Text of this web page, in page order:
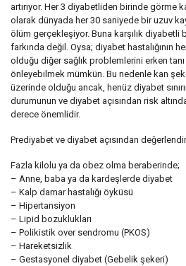
artırıyor. Her 3 diyabetliden birinde görme
olarak dünyada her 30 saniyede bir uzuv
ölüm gerçekleşiyor. Buna karşılık diyabetli
farkında değil. Oysa; diyabet hastalığının
olduğu diğer sağlık problemlerini erken
önleyebilmek mümkün. Bu nedenle kan
üzerinde olduğu ancak, henüz diyabet
durumunun ve diyabet açısından risk
derece önemlidir.
Prediyabet ve diyabet açısından
Fazla kilolu ya da obez olma beraberinde;
– Anne, baba ya da kardeşlerde diyabet
– Kalp damar hastalığı öyküsü
– Hipertansiyon
– Lipid bozuklukları
– Polikistik over sendromu (PKOS)
– Hareketsizlik
– Gestasyonel diyabet (Gebelik şekeri)